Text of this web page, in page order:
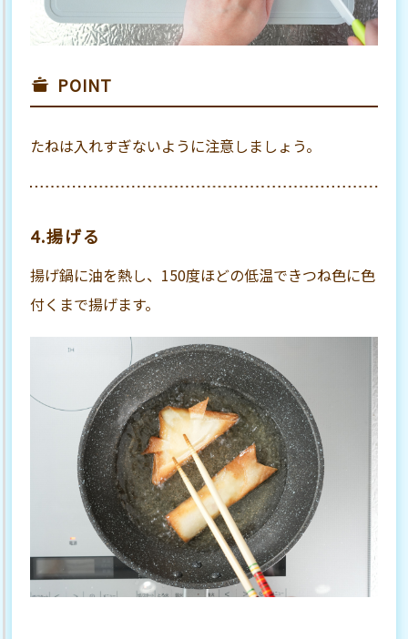
POINT
たねは入れすぎないように注意しましょう。
4.揚げる
揚げ鍋に油を熱し、150度ほどの低温できつね色に色
付くまで揚げます。